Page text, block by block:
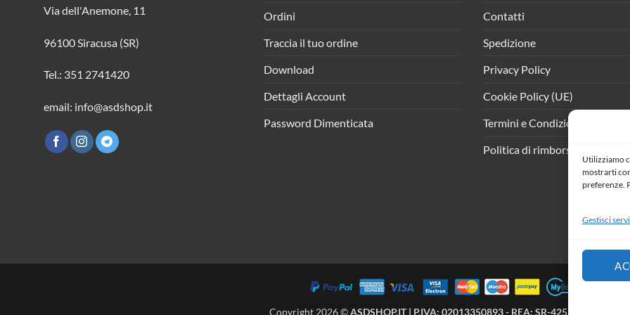
Utilizziamo
mostrarti
preferenze.
Gestisci
Via dell'Anemone, 11
96100 Siracusa (SR)
Tel.: 351 2741420
email: info@asdshop.it
Ordini
Traccia il tuo ordine
Download
Dettagli Account
Password Dimenticata
Contatti
Spedizione
Privacy Policy
Cookie Policy (UE)
Termini e Condizioni
Politica di rimborso e resi
Copyright 2026 ©ASDSHOP.IT | P.IVA: 02013350893 - REA: SR-425902 | All Rights